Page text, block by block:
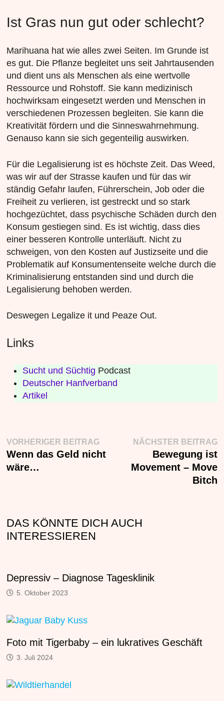
Ist Gras nun gut oder schlecht?
Marihuana hat wie alles zwei Seiten. Im Grunde ist
es gut. Die Pflanze begleitet uns seit Jahrtausenden
und dient uns als Menschen als eine wertvolle
Ressource und Rohstoff. Sie kann medizinisch
hochwirksam eingesetzt werden und Menschen in
verschiedenen Prozessen begleiten. Sie kann die
Kreativität fördern und die Sinneswahrnehmung.
Genauso kann sie sich gegenteilig auswirken.
Für die Legalisierung ist es höchste Zeit. Das Weed,
was wir auf der Strasse kaufen und für das wir
ständig Gefahr laufen, Führerschein, Job oder die
Freiheit zu verlieren, ist gestreckt und so stark
hochgezüchtet, dass psychische Schäden durch den
Konsum gestiegen sind. Es ist wichtig, dass dies
einer besseren Kontrolle unterläuft. Nicht zu
schweigen, von den Kosten auf Justizseite und die
Problematik auf Konsumentenseite welche durch die
Kriminalisierung entstanden sind und durch die
Legalisierung behoben werden.
Deswegen Legalize it und Peaze Out.
Links
Sucht und Süchtig Podcast
Deutscher Hanfverband
Artikel
Beitragsnavigation
VORHERIGER BEITRAGVorheriger
Beitrag:
Wenn das Geld nicht
wäre…
NÄCHSTER BEITRAG
Bewegung ist
Movement – Move
Bitch
DAS KÖNNTE DICH AUCH
INTERESSIEREN
Depressiv – Diagnose Tagesklinik
5. Oktober 2023
Foto mit Tigerbaby – ein lukratives Geschäft
3. Juli 2024